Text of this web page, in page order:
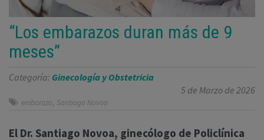
“Los embarazos duran más de 9
meses”
Categoría: Ginecología y Obstetricia
5 de Marzo de 2026
embarazo, Santiago Novoa
El Dr. Santiago Novoa, ginecólogo de Policlínica